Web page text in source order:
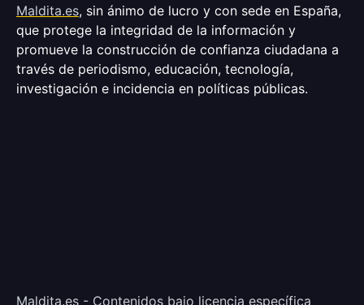
Maldita.es, sin ánimo de lucro y con sede en España,
que protege la integridad de la información y
promueve la construcción de confianza ciudadana a
través de periodismo, educación, tecnología,
investigación e incidencia en políticas públicas.
Maldita.es - Contenidos bajo licencia específica